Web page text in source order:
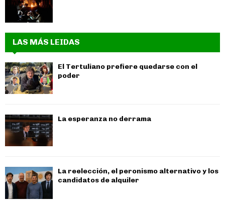
LAS MÁS LEIDAS
El Tertuliano prefiere quedarse con el
poder
La esperanza no derrama
La reelección, el peronismo alternativo y los
candidatos de alquiler